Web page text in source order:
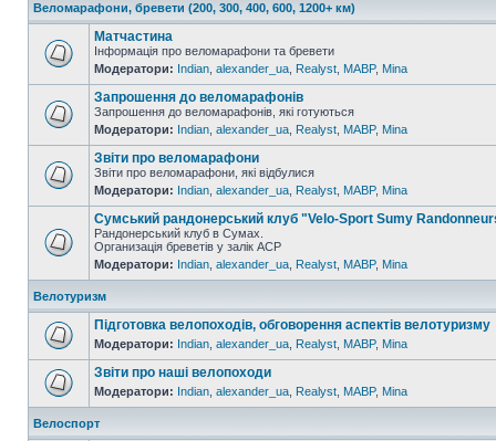
Веломарафони, бревети (200, 300, 400, 600, 1200+ км)
Матчастина
Інформація про веломарафони та бревети
Модератори: Indian alexander_ua Realyst MABP, Mina
Запрошення до веломарафонів
Запрошення до веломарафонів, які готуються
Модератори: Indian alexander_ua Realyst MABP, Mina
Звіти про веломарафони
Звіти про веломарафони, які відбулися
Модератори: Indian alexander_ua Realyst MABP, Mina
Сумський рандонерський клуб "Velo-Sport Sumy
Рандонерський клуб в Сумах.
Организація бреветів у залік АСР
Модератори: Indian alexander_ua Realyst MABP, Mina
Велотуризм
Підготовка велопоходів, обговорення аспектів велотуризму
Модератори: Indian alexander_ua Realyst MABP, Mina
Звіти про наші велопоходи
Модератори: Indian alexander_ua Realyst MABP, Mina
Велоспорт